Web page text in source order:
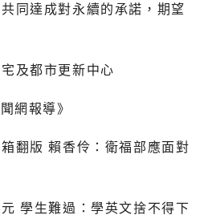
同達成對永續的承諾，期望
及都市更新中心
網報導》
翻版 賴香伶：衛福部應面對
學生難過：學英文捨不得下